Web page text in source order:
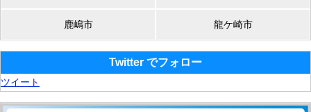
鹿嶋市 龍ケ崎市
Twitter でフォロー
ツイート